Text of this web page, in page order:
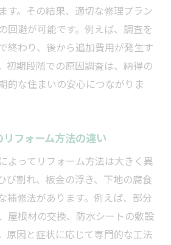
す。その結果、適切な修理プラン
回避が可能です。例えば、調査を
終わり、後から追加費用が発生す
初期段階での原因調査は、納得の
的な住まいの安心につながりま
フォーム方法の違い
よってリフォーム方法は大きく異
び割れ、板金の浮き、下地の腐食
補修法があります。例えば、部分
屋根材の交換、防水シートの敷設
原因と症状に応じて専門的な工法